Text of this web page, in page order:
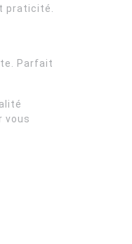
praticité.
Parfait
vous